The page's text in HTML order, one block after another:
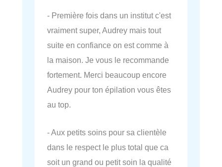
- Première fois dans un institut c'est
vraiment super, Audrey mais tout
suite en confiance on est comme à
la maison. Je vous le recommande
fortement. Merci beaucoup encore
Audrey pour ton épilation vous êtes
au top.
- Aux petits soins pour sa clientèle
dans le respect le plus total que ca
soit un grand ou petit soin la qualité